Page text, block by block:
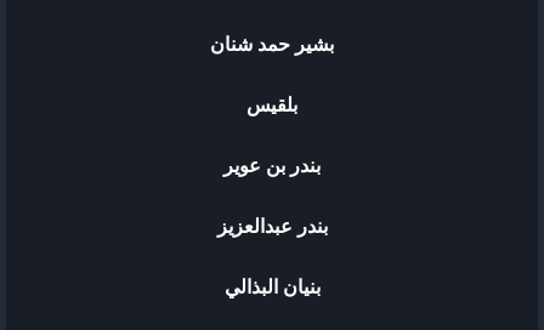
بشير حمد شنان
بلقيس
بندر بن عوير
بندر عبدالعزيز
بنيان البذالي